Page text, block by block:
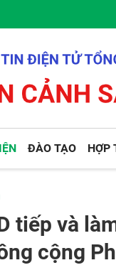
ĐÀO TẠO HỢP
tiếp và
cộng